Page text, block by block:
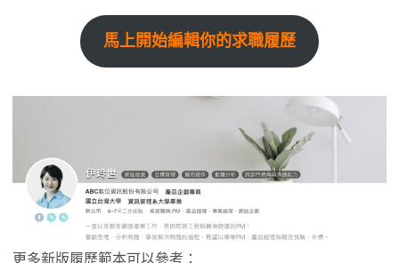
馬上開始編輯你的求職履歷
更多新版履歷範本可以參考：